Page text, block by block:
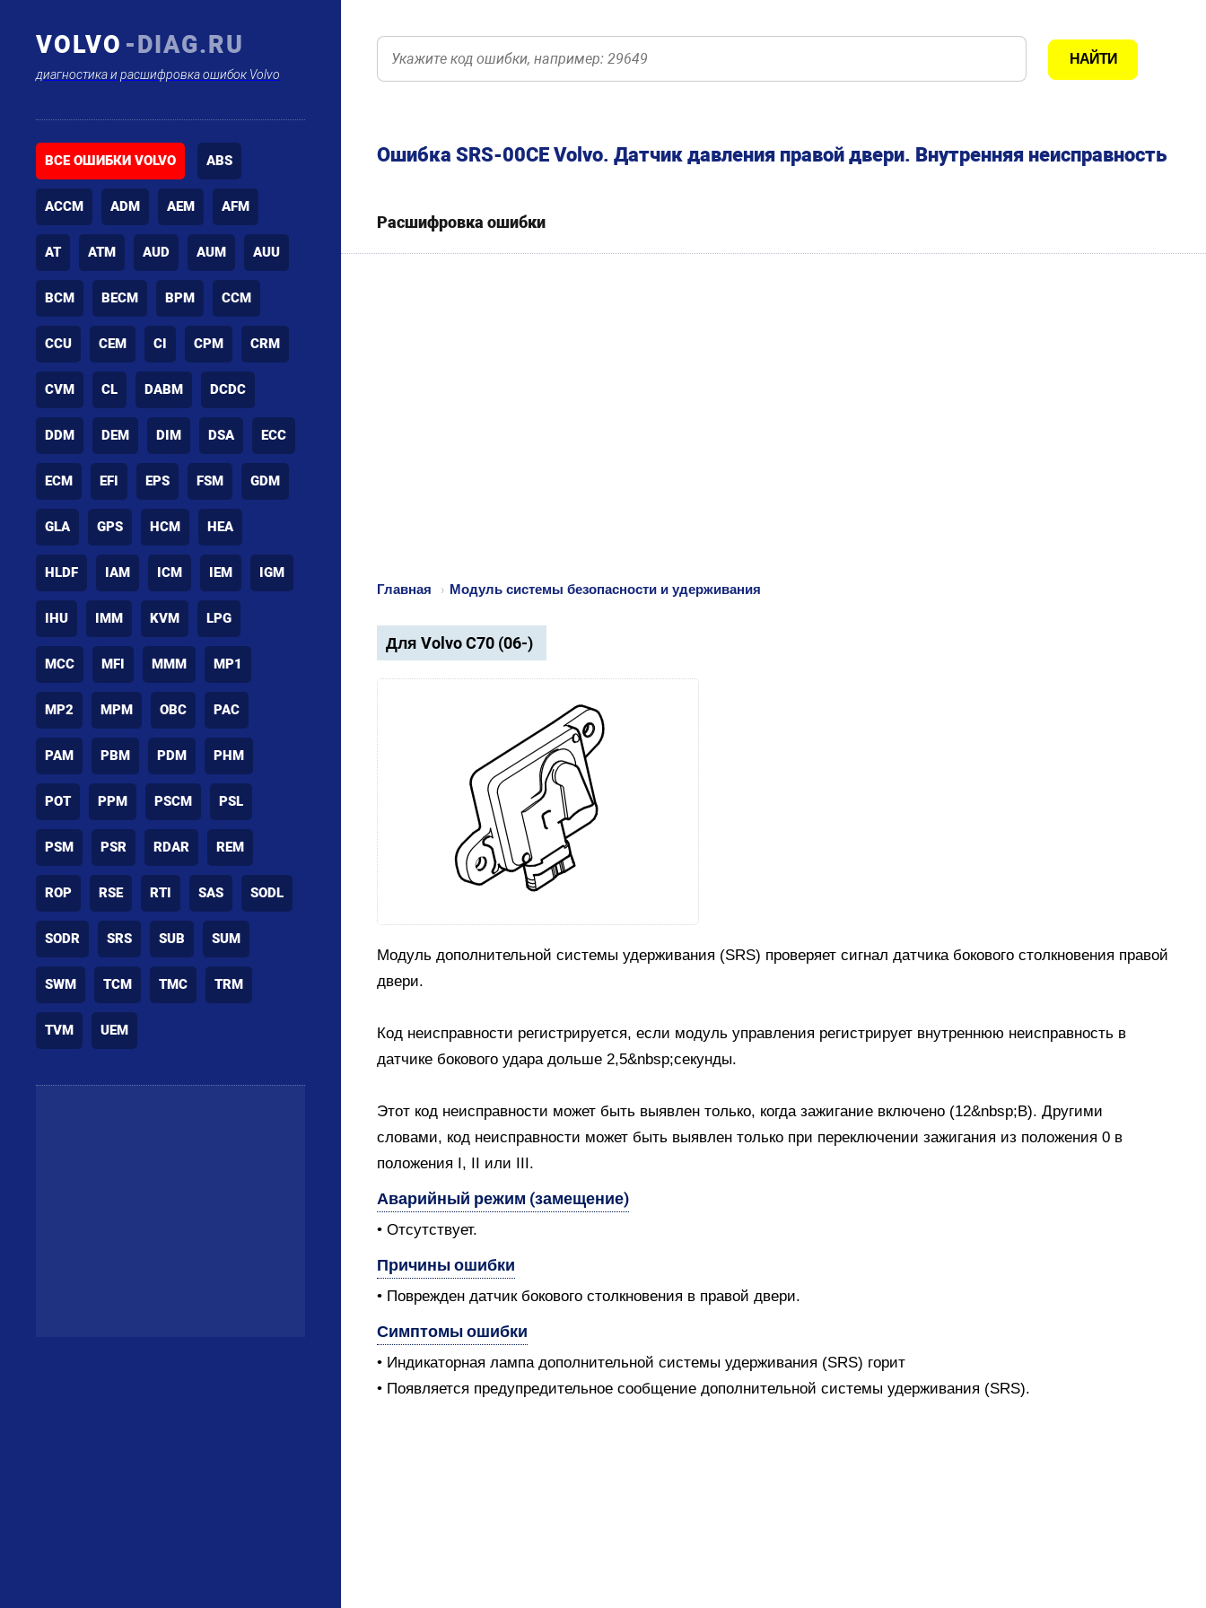
VOLVO -DIAG.RU
диагностика и расшифровка ошибок Volvo
ВСЕ ОШИБКИ VOLVO ABS
ACCM ADM AEM AFM
AT ATM AUD AUM AUU
BCM BECM BPM CCM
CCU CEM CI CPM CRM
CVM CL DABM DCDC
DDM DEM DIM DSA ECC
ECM EFI EPS FSM GDM
GLA GPS HCM HEA
HLDF IAM ICM IEM IGM
IHU IMM KVM LPG
MCC MFI MMM MP1
MP2 MPM OBC PAC
PAM PBM PDM PHM
POT PPM PSCM PSL
PSM PSR RDAR REM
ROP RSE RTI SAS SODL
SODR SRS SUB SUM
SWM TCM TMC TRM
TVM UEM
Ошибка SRS-00CE Volvo. Датчик давления правой двери. Внутренняя неисправность
Расшифровка ошибки
Главная › Модуль системы безопасности и удерживания
Для Volvo C70 (06-)
Модуль дополнительной системы удерживания (SRS) проверяет сигнал датчика бокового столкновения правой
двери.
Код неисправности регистрируется, если модуль управления регистрирует внутреннюю неисправность в
датчике бокового удара дольше 2,5&nbsp;секунды.
Этот код неисправности может быть выявлен только, когда зажигание включено (12&nbsp;В). Другими
словами, код неисправности может быть выявлен только при переключении зажигания из положения 0 в
положения I, II или III.
Аварийный режим (замещение)
• Отсутствует.
Причины ошибки
• Поврежден датчик бокового столкновения в правой двери.
Симптомы ошибки
• Индикаторная лампа дополнительной системы удерживания (SRS) горит
• Появляется предупредительное сообщение дополнительной системы удерживания (SRS).